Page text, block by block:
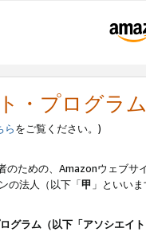
・プログラ
らをご覧ください。)
のための、Amazonウェブサ
の法人（以下「甲 」といい
グラム（以下「アソシエイ